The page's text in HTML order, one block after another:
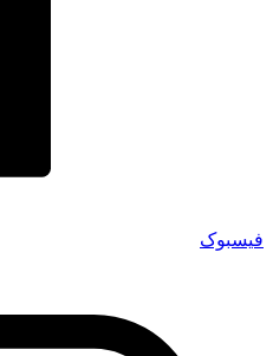
فیسبوک